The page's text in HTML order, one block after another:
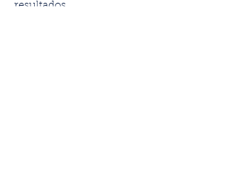
resultados.